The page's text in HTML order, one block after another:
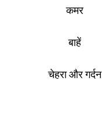
कमर
बाहें
चेहरा और गर्दन